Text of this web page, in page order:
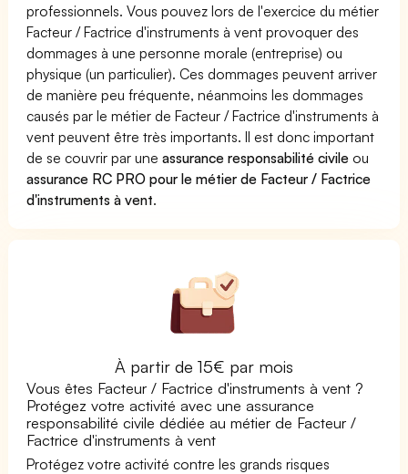
professionnels. Vous pouvez lors de l'exercice du métier
Facteur / Factrice d'instruments à vent provoquer des
dommages à une personne morale (entreprise) ou
physique (un particulier). Ces dommages peuvent arriver
de manière peu fréquente, néanmoins les dommages
causés par le métier de Facteur / Factrice d'instruments à
vent peuvent être très importants. Il est donc important
de se couvrir par uneassurance responsabilité civile ou
assurance RC PRO pour le métier de Facteur / Factrice
d'instruments à vent.
À partir de 15€ par mois
Vous êtes Facteur / Factrice d'instruments à vent ?
Protégez votre activité avec une assurance
responsabilité civile dédiée au métier de Facteur /
Factrice d'instruments à vent
Protégez votre activité contre les grands risques